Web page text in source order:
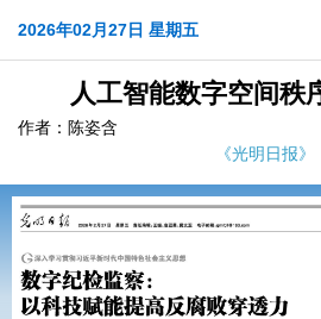
2026年02月27日 星期五
人工智能数字空间秩
作者：陈姿含
《光明日报